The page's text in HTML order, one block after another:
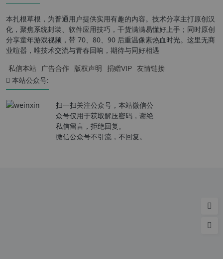
本扎根草根，为普通用户提供实用有趣的内容。技术分享主打原创汉
化，聚焦系统封装、软件应用技巧，干货满满易懂好上手；同时原创
分享童年游戏视频，带 70、80、90 后重温像素热血时光。这里无商
业喧嚣，唯技术交流与青春回响，期待与同好相遇
私信本站 广告合作 版权声明 捐赠VIP 友情链接
本站公众号:
扫一扫关注公众号，本站微信公
众号仅用于获取解压密码，谢绝
私信留言，拒绝回复。
微信公众号不引流，不回复。